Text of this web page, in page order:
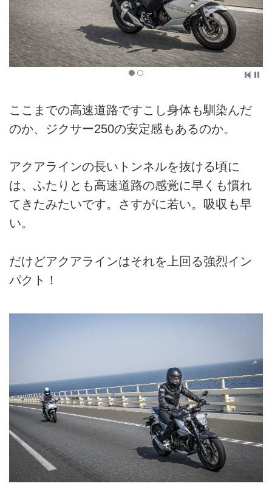
ここまでの高速道路ですこし身体も馴染んだ
のか、ジクサー250の安定感もあるのか。
アクアラインの長いトンネルを抜ける頃に
は、ふたりとも高速道路の感覚に早くも慣れ
てきたみたいです。さすがに若い。吸収も早
い。
だけどアクアラインはそれを上回る強烈イン
パクト！